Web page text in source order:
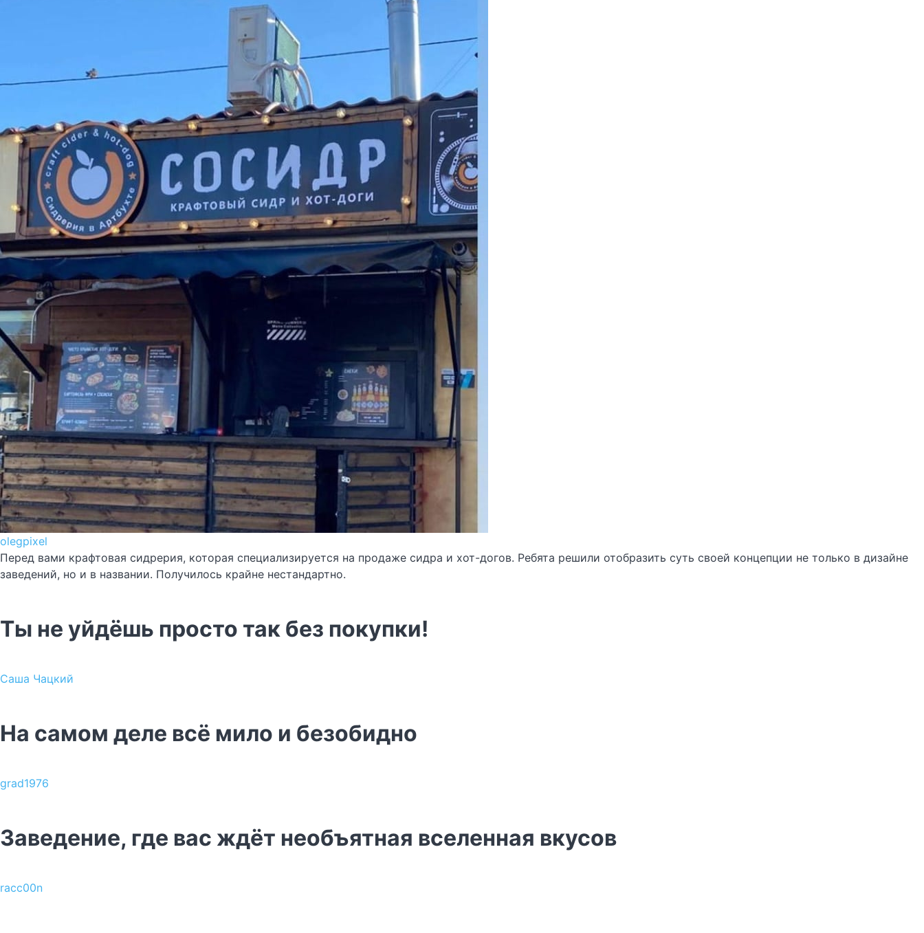
olegpixel
Перед вами крафтовая сидрерия, которая специализируется на продаже сидра и хот-догов. Ребята решили отобразить суть своей концепции не только в дизайне
заведений, но и в названии. Получилось крайне нестандартно.
Ты не уйдёшь просто так без покупки!
Саша Чацкий
На самом деле всё мило и безобидно
grad1976
Заведение, где вас ждёт необъятная вселенная вкусов
racc00n